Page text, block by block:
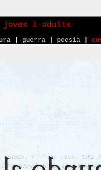
i adults
guerra poesía